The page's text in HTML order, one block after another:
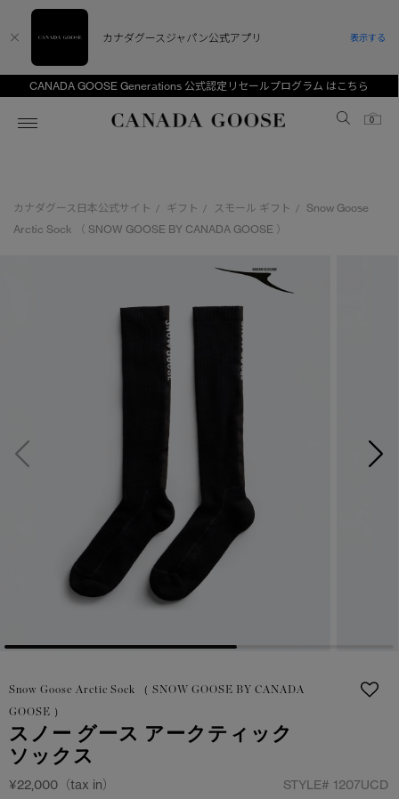
CANADA GOOSE Generations 公式認定リセールプログラム はこちら
Canada Goose
0
スノーグース
スプリングコレクション
ウィメンズ TOP
サマー 26 コレクション
サマー 26 コレクションLOOK
日本限定モデル
メイドインジャパンTシャツ
アウターウェア
アパレル
フットウェア
コレクション
メンズ TOP
サマー 26 コレクション
サマー 26 コレクションLOOK
日本限定モデル
メイドインジャパンTシャツ
アウターウェア
アパレル
フットウェア
コレクション
キッズ TOP
ユース（6＋歳)
CANADA GOOSE Generationsは、アウター
ウェアの下取り・再販を通じて、長く愛される製
品の価値を受け継いでいきます。
アーカイブの希少なピースもご覧いただけます。
詳しく見る
下取り申請
カナダグース日本公式サイト / ギフト / スモール ギフト /
Snow Goose
Arctic Sock （ SNOW GOOSE BY CANADA GOOSE ）
Snow Goose Arctic Sock （ SNOW GOOSE BY CANADA
GOOSE ）
スノー グース アークティック
ソックス
¥22,000（tax in） STYLE# 1207UCD
カナダグースジャパン公式アプリ 表示する